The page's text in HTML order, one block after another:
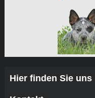
Hier finden Sie uns